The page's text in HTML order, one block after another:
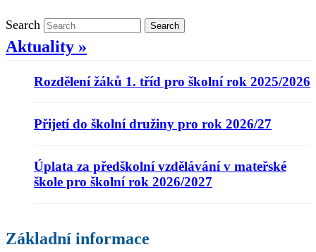
Search Search
Aktuality »
Rozdělení žáků 1. tříd pro školní rok 2025/2026
Přijetí do školní družiny pro rok 2026/27
Úplata za předškolní vzdělávání v mateřské
škole pro školní rok 2026/2027
Základní informace